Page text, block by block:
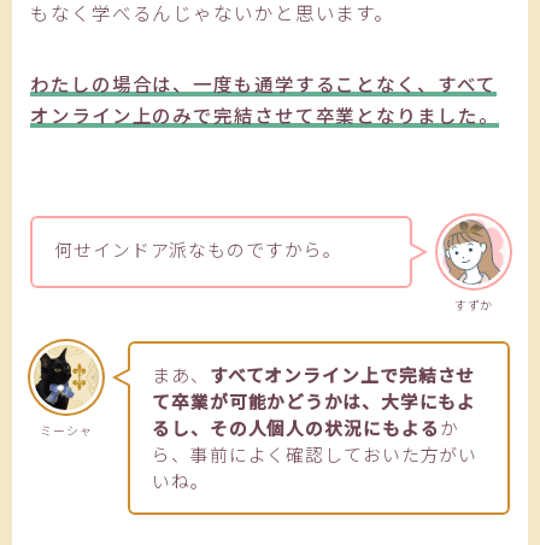
もなく学べるんじゃないかと思います。
わたしの場合は、一度も通学することなく、すべて
オンライン上のみで完結させて卒業となりました。
すずか
何せインドア派なものですから。
ミーシャ
まあ、 すべてオンライン上で完結させ
て卒業が可能かどうかは、大学にもよ
るし、その人個人の状況にもよるか
ら、事前によく確認しておいた方がい
いね。